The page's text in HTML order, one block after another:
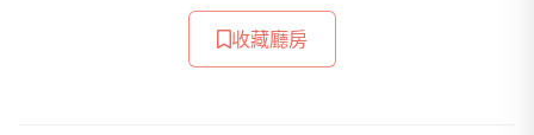
收藏廳房